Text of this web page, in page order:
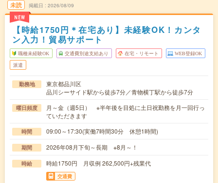
未読
NEW
掲載日 2026/08/09
【時給1750円＊在宅あり】未経験OK！カンタ
ン入力！貿易サポート
職種未経験OK 交通費別途支給あり 在宅・リモート WEB登録OK
派遣
勤務地
東京都品川区
品川シーサイド駅から徒歩7分／青物横丁駅から徒歩7分
曜日頻度
月～金（週5日） ※半年後を目処に土日祝勤務を月一回行っ
ていただきます
時間 09:00～17:30(実働7時間30分 休憩1時間)
期間 2026年08月下旬～長期 ※8月～！
時給 時給1750円 月収例 262,500円+残業代
交通費